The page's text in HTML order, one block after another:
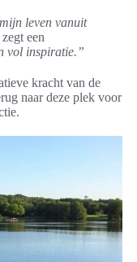
leven vanuit
zegt een
vol inspiratie.”
kracht van de
naar deze plek voor